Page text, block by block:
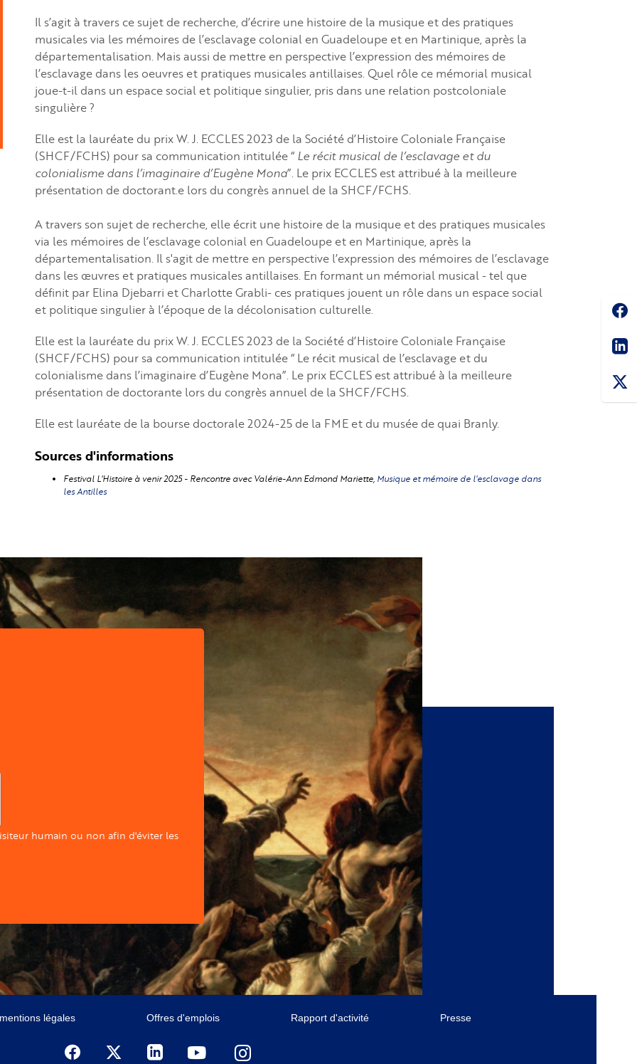
Il s’agit à travers ce sujet de recherche, d’écrire une histoire de la musique et des pratiques
musicales via les mémoires de l’esclavage colonial en Guadeloupe et en Martinique, après la
départementalisation. Mais aussi de mettre en perspective l’expression des mémoires de
l’esclavage dans les oeuvres et pratiques musicales antillaises. Quel rôle ce mémorial musical
joue-t-il dans un espace social et politique singulier, pris dans une relation postcoloniale
singulière ?
Elle est la lauréate du prix W. J. ECCLES 2023 de la Société d’Histoire Coloniale Française
(SHCF/FCHS) pour sa communication intitulée “ Le récit musical de l’esclavage et du
colonialisme dans l’imaginaire d’Eugène Mona”. Le prix ECCLES est attribué à la meilleure
présentation de doctorant.e lors du congrès annuel de la SHCF/FCHS.
A travers son sujet de recherche, elle écrit une histoire de la musique et des pratiques musicales
via les mémoires de l’esclavage colonial en Guadeloupe et en Martinique, après la
départementalisation. Il s'agit de mettre en perspective l’expression des mémoires de l’esclavage
dans les œuvres et pratiques musicales antillaises. En formant un mémorial musical - tel que
définit par Elina Djebarri et Charlotte Grabli- ces pratiques jouent un rôle dans un espace social
et politique singulier à l’époque de la décolonisation culturelle.
Elle est la lauréate du prix W. J. ECCLES 2023 de la Société d’Histoire Coloniale Française
(SHCF/FCHS) pour sa communication intitulée “ Le récit musical de l’esclavage et du
colonialisme dans l’imaginaire d’Eugène Mona”. Le prix ECCLES est attribué à la meilleure
présentation de doctorante lors du congrès annuel de la SHCF/FCHS.
Elle est lauréate de la bourse doctorale 2024-25 de la FME et du musée de quai Branly.
Sources d'informations
Festival L'Histoire à venir 2025 - Rencontre avec Valérie-Ann Edmond Mariette, Musique et mémoire de l'esclavage dans
les Antilles
humain ou non afin d'éviter les
légales Offres d'emplois Rapport d'activité Presse